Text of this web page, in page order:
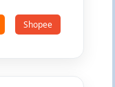
Shopee